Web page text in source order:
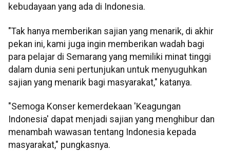
kebudayaan yang ada di Indonesia.
"Tak hanya memberikan sajian yang menarik, di akhir
pekan ini, kami juga ingin memberikan wadah bagi
para pelajar di Semarang yang memiliki minat tinggi
dalam dunia seni pertunjukan untuk menyuguhkan
sajian yang menarik bagi masyarakat," katanya.
"Semoga Konser kemerdekaan 'Keagungan
Indonesia' dapat menjadi sajian yang menghibur dan
menambah wawasan tentang Indonesia kepada
masyarakat," pungkasnya.